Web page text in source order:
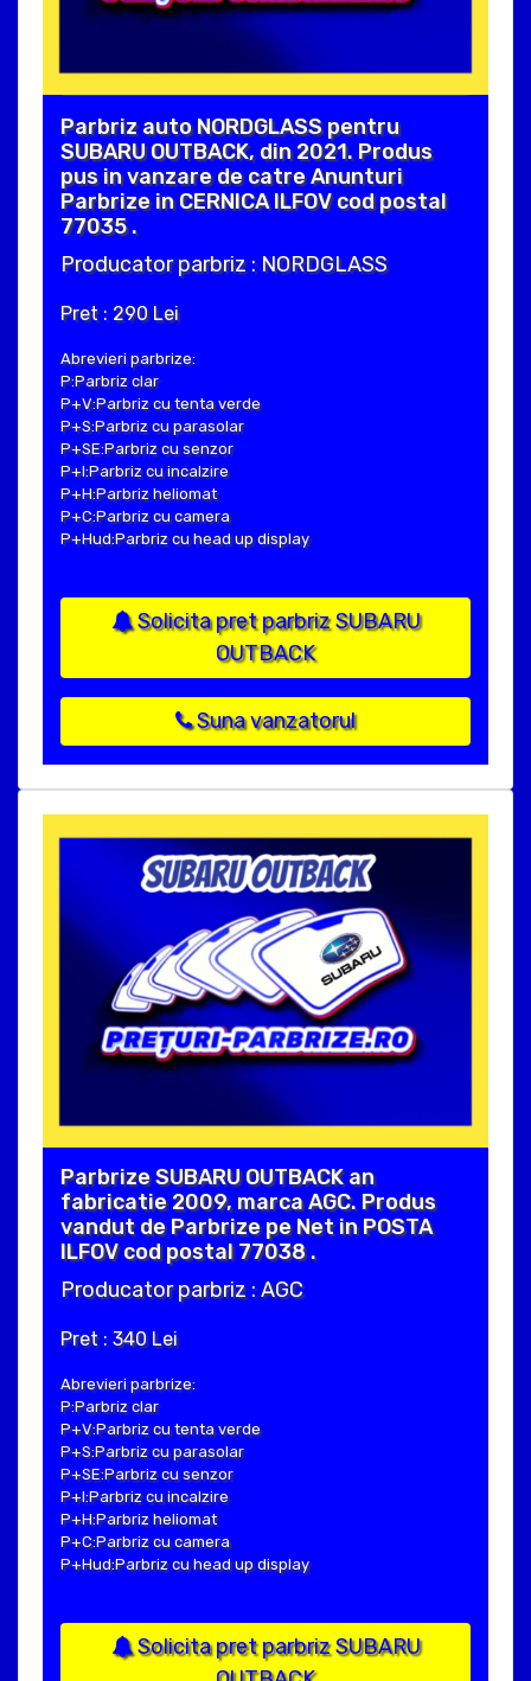
Parbriz auto NORDGLASS pentru
SUBARU OUTBACK, din 2021. Produs
pus in vanzare de catre Anunturi
Parbrize in CERNICA ILFOV cod postal
77035 .
Producator parbriz : NORDGLASS
Pret : 290 Lei
Abrevieri parbrize:
P:Parbriz clar
P+V:Parbriz cu tenta verde
P+S:Parbriz cu parasolar
P+SE:Parbriz cu senzor
P+I:Parbriz cu incalzire
P+H:Parbriz heliomat
P+C:Parbriz cu camera
P+Hud:Parbriz cu head up display
Solicita pret parbriz SUBARU
OUTBACK
Suna vanzatorul
Parbrize SUBARU OUTBACK an
fabricatie 2009, marca AGC. Produs
vandut de Parbrize pe Net in POSTA
ILFOV cod postal 77038 .
Producator parbriz : AGC
Pret : 340 Lei
Abrevieri parbrize:
P:Parbriz clar
P+V:Parbriz cu tenta verde
P+S:Parbriz cu parasolar
P+SE:Parbriz cu senzor
P+I:Parbriz cu incalzire
P+H:Parbriz heliomat
P+C:Parbriz cu camera
P+Hud:Parbriz cu head up display
Solicita pret parbriz SUBARU